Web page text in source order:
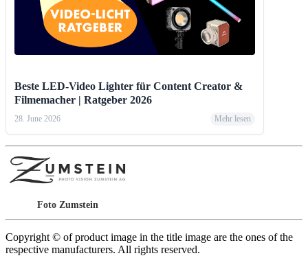
Beste LED-Video Lighter für Content Creator &
Filmemacher | Ratgeber 2026
28. June 2026 Mehr lesen
Foto Zumstein
Copyright © of product image in the title image are the ones of the
respective manufacturers. All rights reserved.